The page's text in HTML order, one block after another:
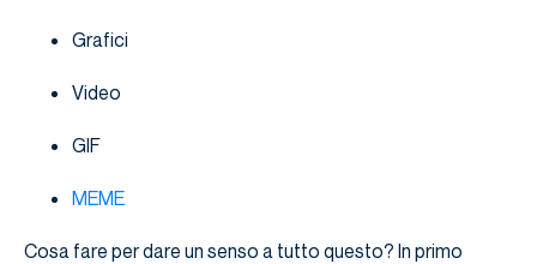
Grafici
Video
GIF
MEME
Cosa fare per dare un senso a tutto questo? In primo